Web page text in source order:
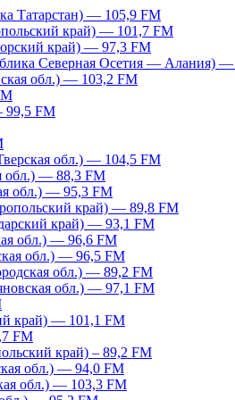
Татарстан) — 105,9 FM
край) — 101,7 FM
край) — 97,3 FM
Северная Осетия — Алания)
обл.) — 103,2 FM
FM
обл.) — 104,5 FM
обл.) — 88,3 FM
обл.) — 95,3 FM
край) — 89,8 FM
край) — 93,1 FM
обл.) — 96,6 FM
обл.) — 96,5 FM
обл.) — 89,2 FM
обл.) — 97,1 FM
край) — 101,1 FM
FM
край) – 89,2 FM
обл.) — 94,0 FM
обл.) — 103,3 FM